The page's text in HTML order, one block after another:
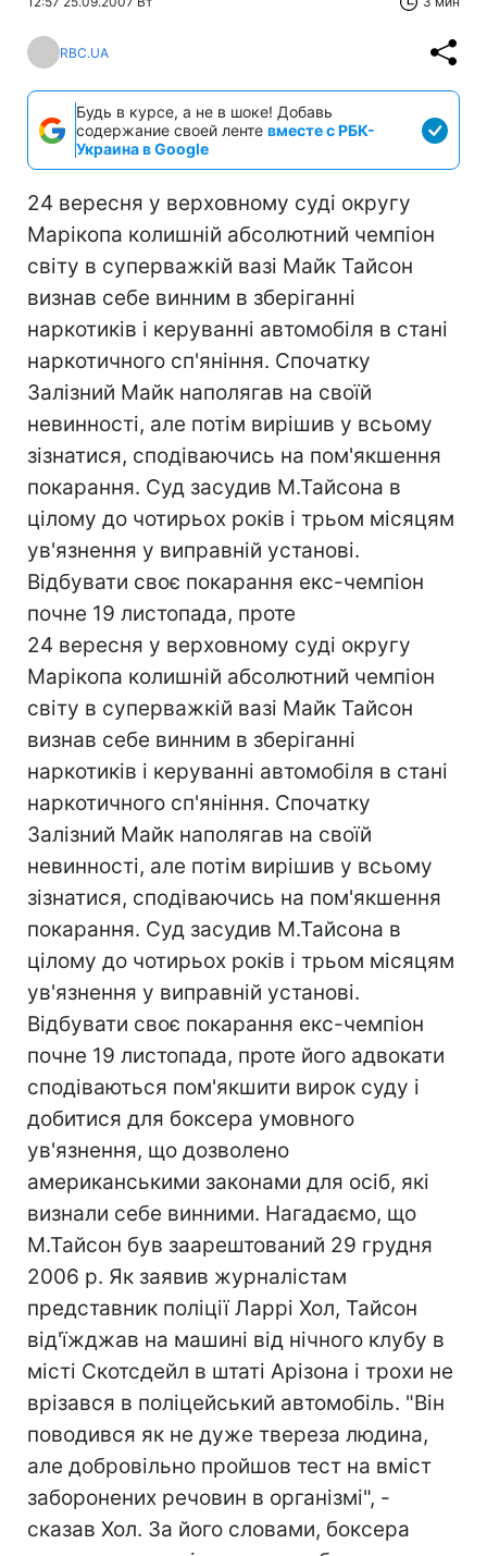
RBC.UA
Будь в курсе, а не в шоке! Добавь
содержание своей ленте вместе с РБК-
Украина в Google
24 вересня у верховному суді округу
Марікопа колишній абсолютний чемпіон
світу в суперважкій вазі Майк Тайсон
визнав себе винним в зберіганні
наркотиків і керуванні автомобіля в стані
наркотичного сп'яніння. Спочатку
Залізний Майк наполягав на своїй
невинності, але потім вирішив у всьому
зізнатися, сподіваючись на пом'якшення
покарання. Суд засудив М.Тайсона в
цілому до чотирьох років і трьом місяцям
ув'язнення у виправній установі.
Відбувати своє покарання екс-чемпіон
почне 19 листопада, проте
24 вересня у верховному суді округу
Марікопа колишній абсолютний чемпіон
світу в суперважкій вазі Майк Тайсон
визнав себе винним в зберіганні
наркотиків і керуванні автомобіля в стані
наркотичного сп'яніння. Спочатку
Залізний Майк наполягав на своїй
невинності, але потім вирішив у всьому
зізнатися, сподіваючись на пом'якшення
покарання. Суд засудив М.Тайсона в
цілому до чотирьох років і трьом місяцям
ув'язнення у виправній установі.
Відбувати своє покарання екс-чемпіон
почне 19 листопада, проте його адвокати
сподіваються пом'якшити вирок суду і
добитися для боксера умовного
ув'язнення, що дозволено
американськими законами для осіб, які
визнали себе винними. Нагадаємо, що
М.Тайсон був заарештований 29 грудня
2006 р. Як заявив журналістам
представник поліції Ларрі Хол, Тайсон
від'їжджав на машині від нічного клубу в
місті Скотсдейл в штаті Арізона і трохи не
врізався в поліцейський автомобіль. "Він
поводився як не дуже твереза людина,
але добровільно пройшов тест на вміст
заборонених речовин в організмі", -
сказав Хол. За його словами, боксера